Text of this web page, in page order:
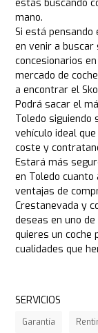
estás buscando
mano.
Si está pensando
en venir a buscar
concesionarios
mercado de
a encontrar el
Podrá sacar el
Toledo siguiendo
vehículo ideal
coste y
Estará más
en Toledo
ventajas de
Crestanevada y
deseas en uno
quieres un coche
cualidades que
SERVICIOS
Garantía